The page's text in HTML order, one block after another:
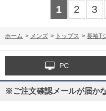
1 2 3
ホーム > メンズ > トップス > 長袖T
PC
※ご注文確認メールが届か